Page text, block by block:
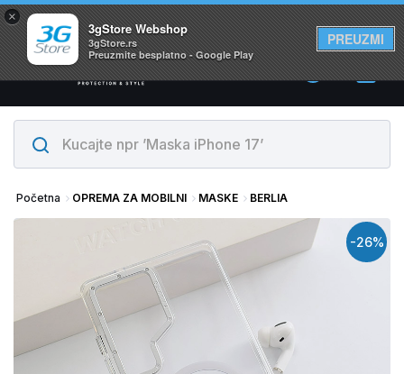
×
3gStore Webshop
3gStore.rs
Preuzmite besplatno - Google Play
PREUZMI
Svi proizvodi su na lageru. Slanje istog dana!
0
Početna OPREMA ZA MOBILNI MASKE BERLIA
-26%